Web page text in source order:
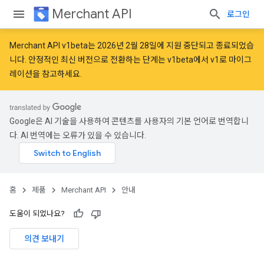
Merchant API 로그인
Merchant API v1beta는 2026년 2월 28일에 지원 중단되고 종료되었습
니다. 안정적인 최신 버전으로 전환하는 단계는v1beta에서 v1로 마이그
레이션을 참고하세요.
Google은 AI 기술을 사용하여 콘텐츠를 사용자의 기본 언어로 번역합니
다. AI 번역에는 오류가 있을 수 있습니다.
홈 제품 Merchant API 안내
도움이 되었나요?
의견 보내기